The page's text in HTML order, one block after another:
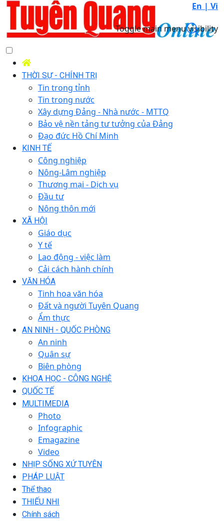
En | Vi
Toggle main menu visibility
THỜI SỰ - CHÍNH TRỊ
Tin trong tỉnh
Tin trong nước
Xây dựng Đảng - Nhà nước - MTTQ
Bảo vệ nền tảng tư tưởng của Đảng
Đạo đức Hồ Chí Minh
KINH TẾ
Công nghiệp
Nông-Lâm nghiệp
Thương mại - Dịch vụ
Đầu tư
Nông thôn mới
XÃ HỘI
Giáo dục
Y tế
Lao động - việc làm
Cải cách hành chính
VĂN HÓA
Tinh hoa văn hóa
Đất và người Tuyên Quang
Ẩm thực
AN NINH - QUỐC PHÒNG
An ninh
Quân sự
Biên phòng
KHOA HỌC - CÔNG NGHỆ
QUỐC TẾ
MULTIMEDIA
Photo
Infographic
Emagazine
Video
NHỊP SỐNG XỨ TUYÊN
PHÁP LUẬT
Thể thao
THIẾU NHI
Chính sách